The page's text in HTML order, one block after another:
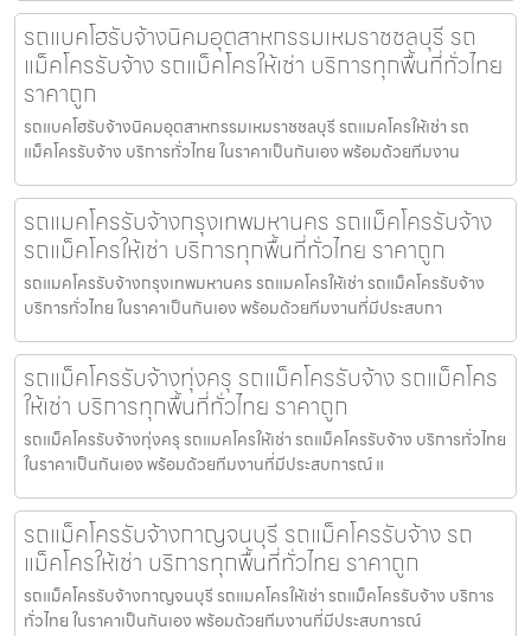
รถแบคโฮรับจ้างนิคมอุตสาหกรรมเหมราชชลบุรี รถ
แม็คโครรับจ้าง รถแม็คโครให้เช่า บริการทุกพื้นที่ทั่วไทย
ราคาถูก
รถแบคโฮรับจ้างนิคมอุตสาหกรรมเหมราชชลบุรี รถแมคโครให้เช่า รถ
แม็คโครรับจ้าง บริการทั่วไทย ในราคาเป็นกันเอง พร้อมด้วยทีมงาน
รถแมคโครรับจ้างกรุงเทพมหานคร รถแม็คโครรับจ้าง
รถแม็คโครให้เช่า บริการทุกพื้นที่ทั่วไทย ราคาถูก
รถแมคโครรับจ้างกรุงเทพมหานคร รถแมคโครให้เช่า รถแม็คโครรับจ้าง
บริการทั่วไทย ในราคาเป็นกันเอง พร้อมด้วยทีมงานที่มีประสบกา
รถแม็คโครรับจ้างทุ่งครุ รถแม็คโครรับจ้าง รถแม็คโคร
ให้เช่า บริการทุกพื้นที่ทั่วไทย ราคาถูก
รถแม็คโครรับจ้างทุ่งครุ รถแมคโครให้เช่า รถแม็คโครรับจ้าง บริการทั่วไทย
ในราคาเป็นกันเอง พร้อมด้วยทีมงานที่มีประสบการณ์ แ
รถแม็คโครรับจ้างกาญจนบุรี รถแม็คโครรับจ้าง รถ
แม็คโครให้เช่า บริการทุกพื้นที่ทั่วไทย ราคาถูก
รถแม็คโครรับจ้างกาญจนบุรี รถแมคโครให้เช่า รถแม็คโครรับจ้าง บริการ
ทั่วไทย ในราคาเป็นกันเอง พร้อมด้วยทีมงานที่มีประสบการณ์